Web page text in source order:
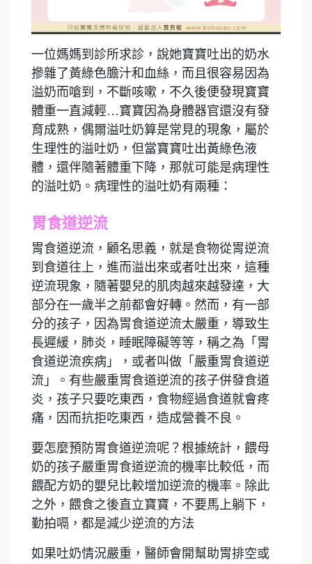
一位媽媽到診所求診，說她寶寶吐出的奶水
摻雜了黃綠色膽汁和血絲，而且很容易因為
溢奶而嗆到，不斷咳嗽，不久後便發現寶寶
體重一直減輕…寶寶因為身體器官還沒有發
育成熟，偶爾溢吐奶算是常見的現象，屬於
生理性的溢吐奶，但當寶寶吐出黃綠色液
體，還伴隨著體重下降，那就可能是病理性
的溢吐奶。病理性的溢吐奶有兩種：
胃食道逆流
胃食道逆流，顧名思義，就是食物從胃逆流
到食道往上，進而溢出來或者吐出來，這種
逆流現象，隨著嬰兒的肌肉越來越發達，大
部分在一歲半之前都會好轉。然而，有一部
分的孩子，因為胃食道逆流太嚴重，導致生
長遲緩，肺炎，睡眠障礙等等，稱之為「胃
食道逆流疾病」，或者叫做「嚴重胃食道逆
流」。有些嚴重胃食道逆流的孩子併發食道
炎，孩子只要吃東西，食物經過食道就會疼
痛，因而抗拒吃東西，造成營養不良。
要怎麼預防胃食道逆流呢？根據統計，餵母
奶的孩子嚴重胃食道逆流的機率比較低，而
餵配方奶的嬰兒比較增加逆流的機率。除此
之外，餵食之後直立寶寶，不要馬上躺下，
勤拍嗝，都是減少逆流的方法
如果吐奶情況嚴重，醫師會開幫助胃排空或